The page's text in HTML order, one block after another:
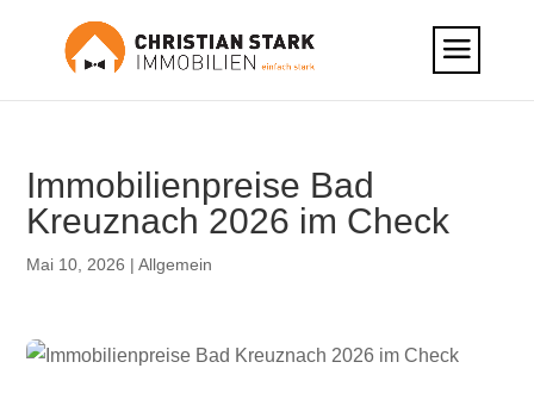
Immobilienpreise Bad
Kreuznach 2026 im Check
Mai 10, 2026 |Allgemein